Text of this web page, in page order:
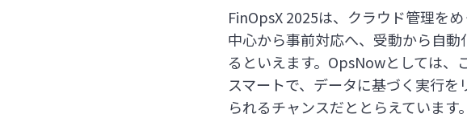
FinOpsX 2025は、クラウド管理を
中心から事前対応へ、受動から自
るといえます。OpsNowとしては、
スマートで、データに基づく実行
られるチャンスだととらえています